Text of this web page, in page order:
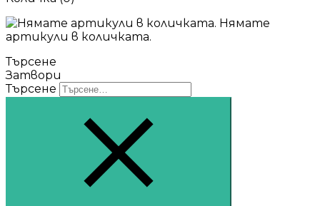
Нямате
артикули в количката.
Търсене
Затвори
Търсене